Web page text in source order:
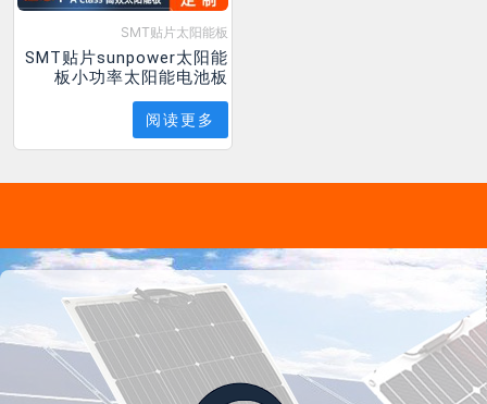
SMT贴片太阳能板
SMT贴片sunpower太阳能
板小功率太阳能电池板
阅读更多